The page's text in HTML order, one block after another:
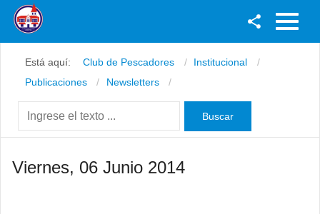
Youtube
Instagram
Está aquí: Club de Pescadores
Institucional
Publicaciones
Newsletters
Viernes, 06 Junio 2014